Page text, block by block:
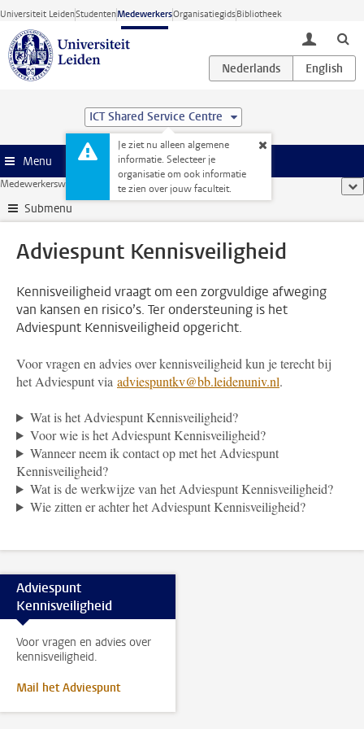
Ga direct naar de inhoud
Universiteit LeidenStudentenMedewerkersOrganisatiegidsBibliotheek
toggle
ICT Shared Service Centre
Je ziet nu alleen algemene
informatie. Selecteer je
organisatie om ook informatie
te zien over jouw faculteit.
Menu
Medewerkerswebsite Adviespunt Kennisveiligheid
Submenu
Adviespunt Kennisveiligheid
Kennisveiligheid vraagt om een zorgvuldige afweging
van kansen en risico’s. Ter ondersteuning is het
Adviespunt Kennisveiligheid opgericht.
Voor vragen en advies over kennisveiligheid kun je terecht bij
het Adviespunt via adviespuntkv@bb.leidenuniv.nl.
Wat is het Adviespunt Kennisveiligheid?
Voor wie is het Adviespunt Kennisveiligheid?
Wanneer neem ik contact op met het Adviespunt
Kennisveiligheid?
Wat is de werkwijze van het Adviespunt Kennisveiligheid?
Wie zitten er achter het Adviespunt Kennisveiligheid?
Adviespunt
Kennisveiligheid
Voor vragen en advies over
kennisveiligheid.
Mail het Adviespunt